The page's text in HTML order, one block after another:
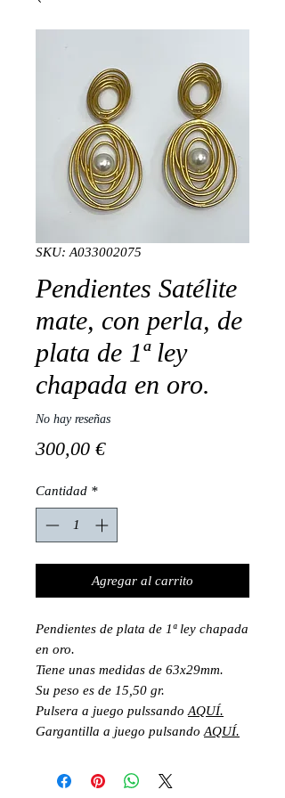
SKU: A033002075
Pendientes Satélite
mate, con perla, de
plata de 1ª ley
chapada en oro.
No hay reseñas
300,00 €Precio
Cantidad *
Agregar al carrito
Pendientes de plata de 1ª ley chapada
en oro.
Tiene unas medidas de 63x29mm.
Su peso es de 15,50 gr.
Pulsera a juego pulssando AQUÍ.
Gargantilla a juego pulsando AQUÍ.